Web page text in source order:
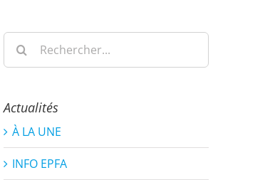
Rechercher:
Actualités
À LA UNE
INFO EPFA